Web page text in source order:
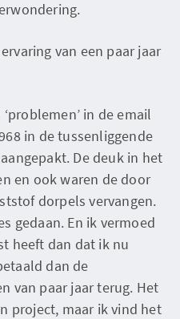
van een paar jaar
in de email
in de tussenliggende
De deuk in het
en ook waren de door
dorpels vervangen.
gedaan. En ik vermoed
heeft dan dat ik nu
dan de
van paar jaar terug. Het
project, maar ik vind het